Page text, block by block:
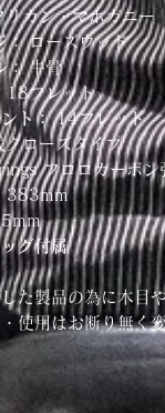
リカン・マホガニ
：ローズウッド
：牛骨
18フレット
ト：14フレット
クローズタイプ
フロロカーボン
383mm
ッグ付属
た製品の為に木目
使用はお断り無く